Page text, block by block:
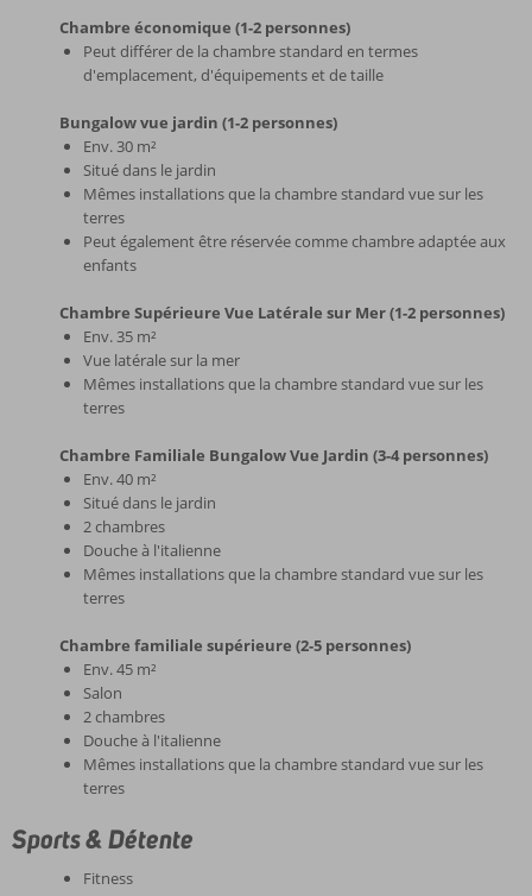
Chambre économique (1-2 personnes)
Peut différer de la chambre standard en termes
d'emplacement, d'équipements et de taille
Bungalow vue jardin (1-2 personnes)
Env. 30 m²
Situé dans le jardin
Mêmes installations que la chambre standard vue sur les
terres
Peut également être réservée comme chambre adaptée aux
enfants
Chambre Supérieure Vue Latérale sur Mer (1-2 personnes)
Env. 35 m²
Vue latérale sur la mer
Mêmes installations que la chambre standard vue sur les
terres
Chambre Familiale Bungalow Vue Jardin (3-4 personnes)
Env. 40 m²
Situé dans le jardin
2 chambres
Douche à l'italienne
Mêmes installations que la chambre standard vue sur les
terres
Chambre familiale supérieure (2-5 personnes)
Env. 45 m²
Salon
2 chambres
Douche à l'italienne
Mêmes installations que la chambre standard vue sur les
terres
Sports & Détente
Fitness